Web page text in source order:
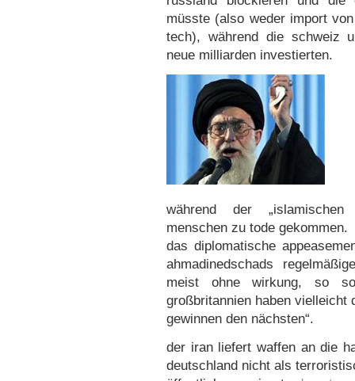
müsste (also weder import
tech), während die schweiz
neue milliarden investierten.
während der „islamischen
menschen zu tode gekommen.
das diplomatische
ahmadinedschads
meist ohne wirkung, so
großbritannien haben vielleicht
gewinnen den nächsten“.
der iran liefert waffen an die
deutschland nicht als